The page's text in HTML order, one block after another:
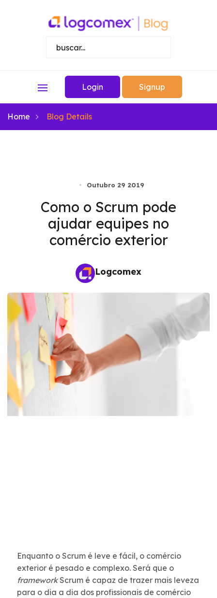
Login Signup
Home Blog Details
Outubro 29 2019
Como o Scrum pode
ajudar equipes no
comércio exterior
Logcomex
Enquanto o Scrum é leve e fácil, o comércio
exterior é pesado e complexo. Será que o
frameworkScrum é capaz de trazer mais leveza
para o dia a dia dos profissionais de comércio